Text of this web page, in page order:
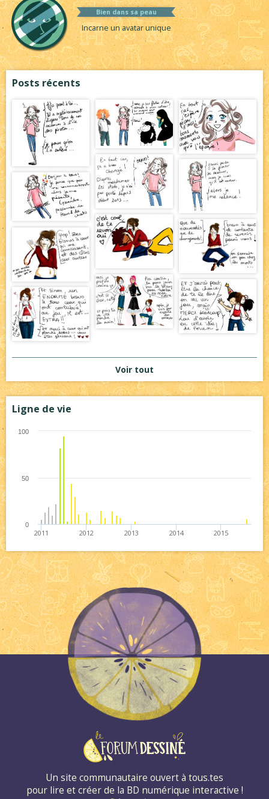
Bien dans sa peau
Incarne un avatar unique
Posts récents
Voir tout
Ligne de vie
2011 2012 2013 2014 2015
0
50
100
Un site communautaire ouvert à tous.tes
pour lire et créer de la BD numérique interactive !